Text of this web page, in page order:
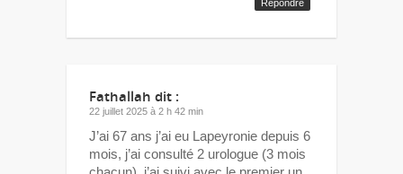
Répondre
Fathallah dit :
22 juillet 2025 à 2 h 42 min
J’ai 67 ans j’ai eu Lapeyronie depuis 6
mois, j’ai consulté 2 urologue (3 mois